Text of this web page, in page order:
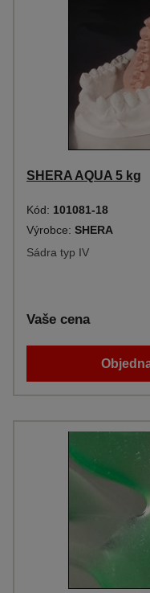
SHERA AQUA 5 kg
Kód: 101081-18
Výrobce: SHERA
Sádra typ IV
Vaše cena